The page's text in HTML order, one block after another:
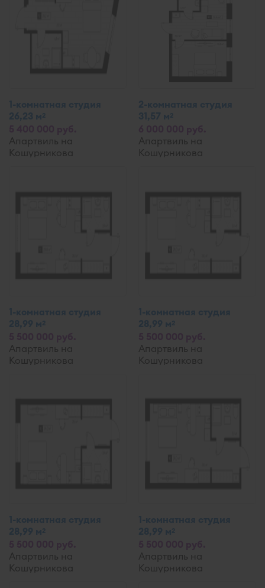
1-комнатная студия
26,23 м2
Апартвиль на
Кошурникова
2-комнатная студия
31,57 м2
Апартвиль на
Кошурникова
1-комнатная студия
28,99 м2
Апартвиль на
Кошурникова
1-комнатная студия
28,99 м2
Апартвиль на
Кошурникова
1-комнатная студия
28,99 м2
Апартвиль на
Кошурникова
1-комнатная студия
28,99 м2
Апартвиль на
Кошурникова